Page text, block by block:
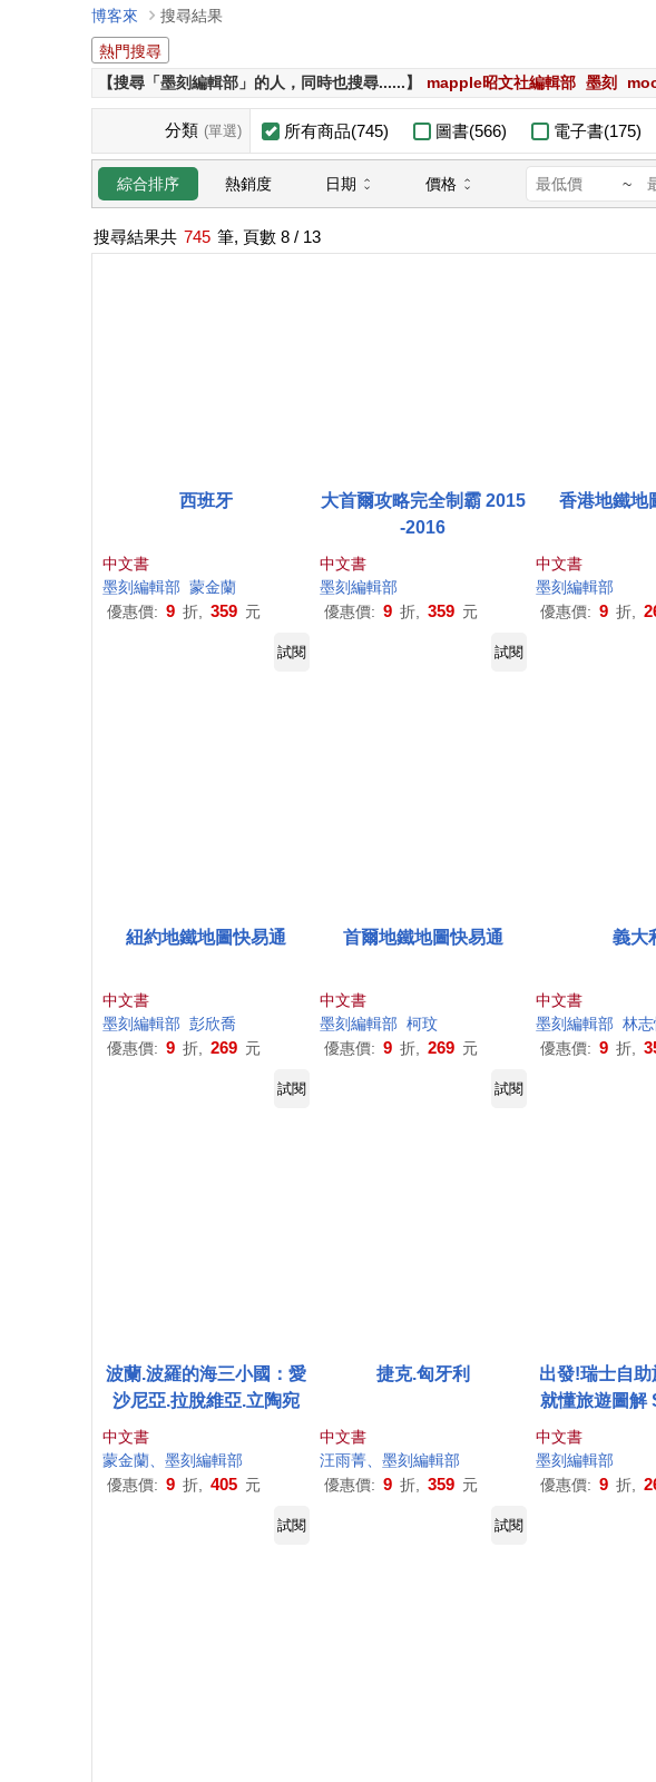
博客來
搜尋結果
熱門搜尋
【搜尋「墨刻編輯部」的人，同時也搜尋......】
mapple昭文社編輯部 墨刻
分類 (單選) 所有商品(745) 圖書(566) 電子書(175)
綜合排序 熱銷度 日期 價格 ~
搜尋結果共 745 筆, 頁數 8 / 13
西班牙
中文書
墨刻編輯部 蒙金蘭
優惠價: 9 折, 359 元
大首爾攻略完全制霸 2015
-2016
中文書
墨刻編輯部
優惠價: 9 折, 359 元
香港地鐵地
中文書
墨刻編輯部
優惠價: 9 折,
試閱 試閱
紐約地鐵地圖快易通
中文書
墨刻編輯部 彭欣喬
優惠價: 9 折, 269 元
首爾地鐵地圖快易通
中文書
墨刻編輯部 柯玟
優惠價: 9 折, 269 元
義大
中文書
墨刻編輯部 林
優惠價: 9 折,
試閱 試閱
波蘭.波羅的海三小國：愛
沙尼亞.拉脫維亞.立陶宛
中文書
蒙金蘭、 墨刻編輯部
優惠價: 9 折, 405 元
捷克.匈牙利
中文書
汪雨菁、 墨刻編輯部
優惠價: 9 折, 359 元
出發!瑞士自
就懂旅遊圖解
中文書
墨刻編輯部
優惠價: 9 折,
試閱 試閱